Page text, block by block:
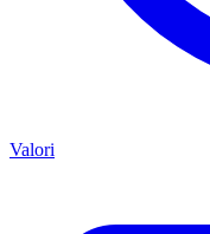
Valori